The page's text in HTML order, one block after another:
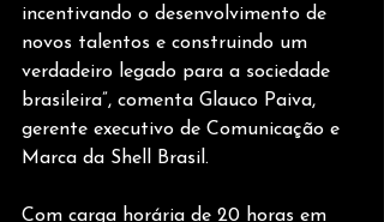
incentivando o desenvolvimento de
novos talentos e construindo um
verdadeiro legado para a sociedade
brasileira”, comenta Glauco Paiva,
gerente executivo de Comunicação e
Marca da Shell Brasil.
Com carga horária de 20 horas em